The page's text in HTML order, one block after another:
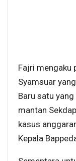
Fajri mengaku
Syamsuar
Baru satu
mantan
kasus
Kepala